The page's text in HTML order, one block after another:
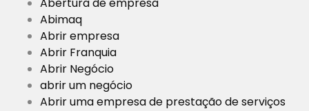
Abertura de empresa
Abimaq
Abrir empresa
Abrir Franquia
Abrir Negócio
abrir um negócio
Abrir uma empresa de prestação de serviços